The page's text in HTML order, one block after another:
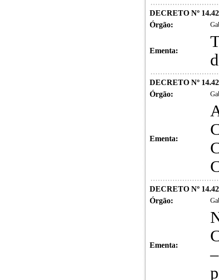
DECRETO Nº
Órgão:
Ementa:
DECRETO Nº
Órgão:
Ementa:
DECRETO Nº
Órgão:
Ementa: